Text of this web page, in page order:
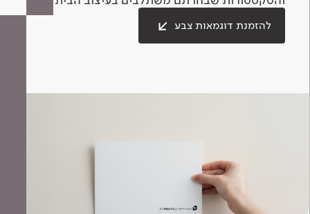
להזמנת דוגמאות צבע